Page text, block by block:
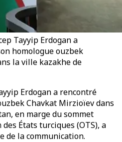
Tayyip Erdogan a
homologue ouzbek
la ville kazakhe de
Erdogan a rencontré
Chavkat Mirzioïev dans
en marge du sommet
États turciques (OTS), a
de la communication.